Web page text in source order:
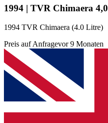
1994 | TVR Chimaera 4,0
1994 TVR Chimaera (4.0 Litre)
Preis auf Anfragevor 9 Monaten